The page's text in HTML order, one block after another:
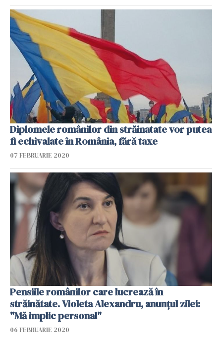
Diplomele românilor din străinatate vor putea
fi echivalate în România, fără taxe
07 FEBRUARIE 2020
Pensiile românilor care lucrează în
străinătate. Violeta Alexandru, anunțul zilei:
"Mă implic personal"
06 FEBRUARIE 2020